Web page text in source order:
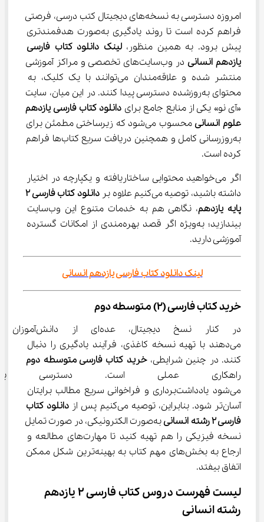
امروزه دسترسی به نسخه‌های دیجیتال کتب درسی، فرصتی
فراهم کرده است تا روند یادگیری به‌صورت هدفمندتری
پیش برود. به همین منظور، لینک دانلود کتاب فارسی
یازدهم انسانی
در وب‌سایت‌های تخصصی و مراکز آموزشی
منتشر شده و علاقه‌مندان می‌توانند با یک کلیک، به
محتوای به‌روزشده دسترسی پیدا کنند. در این میان، سایت
«آی نو» یکی از منابع جامع برای دانلود کتاب فارسی یازدهم
علوم انسانی
محسوب می‌شود که زیرساختی مطمئن برای
به‌روزرسانی کامل و همچنین دریافت سریع کتاب‌ها فراهم
کرده است.
اگر می‌خواهید محتوایی ساختاریافته و یکپارچه در اختیار
داشته باشید، توصیه می‌کنیم علاوه بر
پایه یازدهم
، نگاهی هم به خدمات متنوع این وب‌سایت
بیندازید؛ به‌ویژه اگر قصد بهره‌مندی از امکانات گسترده
آموزشی دارید.
لینک دانلود کتاب فارسی یازدهم انسانی
خرید کتاب فارسی (2) متوسطه دوم
در کنار نسخ دیجیتال،
می‌دهند با تهیه نسخه کاغذی، فرآیند یادگیری را دنبال
کنند. در چنین شرایطی، خرید کتاب فارسی متوسطه دوم
راهکاری عملی است.
می‌شود یادداشت‌برداری و فراخوانی سریع مطالب برایتان
آسان‌تر شود. بنابراین، توصیه می‌کنیم پس از
دانلود کتاب
فارسی 2 رشته انسانی
به‌صورت الکترونیکی، در صورت تمایل
نسخه فیزیکی را هم تهیه کنید تا مهارت‌های مطالعه و
ارجاع به بخش‌های مهم کتاب به بهینه‌ترین شکل ممکن
اتفاق بیفتد.
لیست فهرست دروس کتاب فارسی 2 یازدهم
رشته انسانی